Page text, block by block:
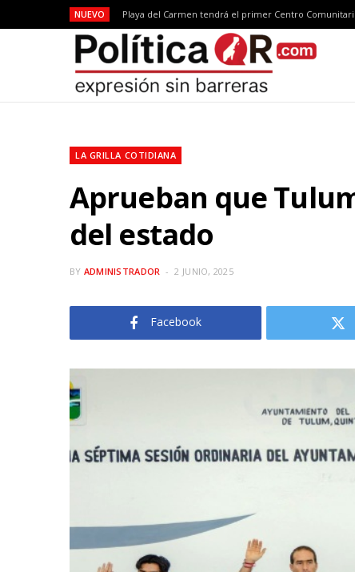
NUEVO
LA GRILLA COTIDIANA
Aprueban que
del estado
BY ADMINISTRADOR 2 JUNIO, 2025
Facebook